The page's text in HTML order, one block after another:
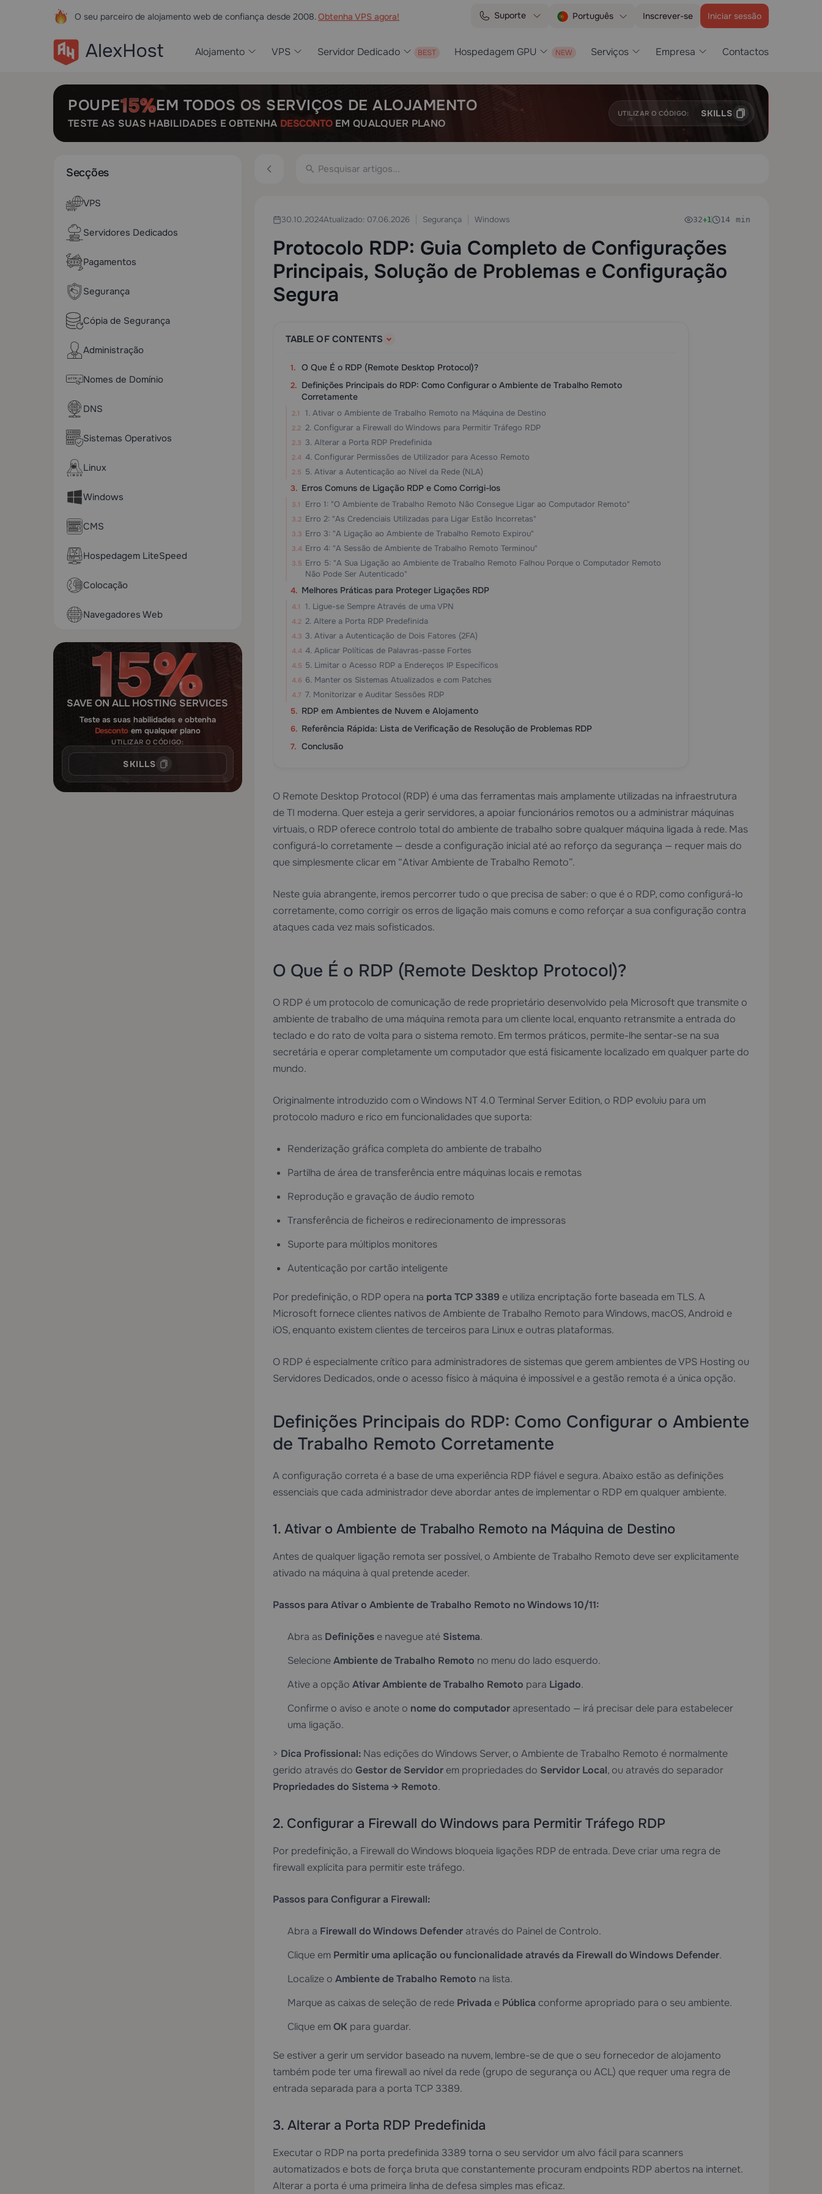
O seu parceiro de alojamento web de confiança desde 2008.Obtenha VPS agora! Suporte Português Inscrever-se Iniciar sessão
Alojamento VPS Servidor Dedicado Hospedagem GPU Serviços Empresa Contactos
POUPE EM TODOS OS SERVIÇOS DE ALOJAMENTO
TESTE AS SUAS HABILIDADES E OBTENHA DESCONTOEM QUALQUER PLANO
UTILIZAR O CÓDIGO: SKILLS
Secções
VPS
Servidores Dedicados
Pagamentos
Segurança
Cópia de Segurança
Administração
Nomes de Domínio
DNS
Sistemas Operativos
Linux
Windows
CMS
Hospedagem LiteSpeed
Colocação
Navegadores Web
SAVE ON ALL HOSTING SERVICES
Teste as suas habilidades e obtenha
Descontoem qualquer plano
UTILIZAR O CÓDIGO:
SKILLS
30.10.2024Atualizado: 07.06.2026 Segurança Windows 32+1 14 min
Protocolo RDP: Guia Completo de Configurações
Principais, Solução de Problemas e Configuração
Segura
TABLE OF CONTENTS
O Que É o RDP (Remote Desktop Protocol)?
Definições Principais do RDP: Como Configurar o Ambiente de Trabalho Remoto
Corretamente
1. Ativar o Ambiente de Trabalho Remoto na Máquina de Destino
2. Configurar a Firewall do Windows para Permitir Tráfego RDP
3. Alterar a Porta RDP Predefinida
4. Configurar Permissões de Utilizador para Acesso Remoto
5. Ativar a Autenticação ao Nível da Rede (NLA)
Erros Comuns de Ligação RDP e Como Corrigi-los
Erro 1: "O Ambiente de Trabalho Remoto Não Consegue Ligar ao Computador Remoto"
Erro 2: "As Credenciais Utilizadas para Ligar Estão Incorretas"
Erro 3: "A Ligação ao Ambiente de Trabalho Remoto Expirou"
Erro 4: "A Sessão de Ambiente de Trabalho Remoto Terminou"
Erro 5: "A Sua Ligação ao Ambiente de Trabalho Remoto Falhou Porque o Computador Remoto
Não Pode Ser Autenticado"
Melhores Práticas para Proteger Ligações RDP
1. Ligue-se Sempre Através de uma VPN
2. Altere a Porta RDP Predefinida
3. Ativar a Autenticação de Dois Fatores (2FA)
4. Aplicar Políticas de Palavras-passe Fortes
5. Limitar o Acesso RDP a Endereços IP Específicos
6. Manter os Sistemas Atualizados e com Patches
7. Monitorizar e Auditar Sessões RDP
RDP em Ambientes de Nuvem e Alojamento
Referência Rápida: Lista de Verificação de Resolução de Problemas RDP
Conclusão
O Remote Desktop Protocol (RDP) é uma das ferramentas mais amplamente utilizadas na infraestrutura
de TI moderna. Quer esteja a gerir servidores, a apoiar funcionários remotos ou a administrar máquinas
virtuais, o RDP oferece controlo total do ambiente de trabalho sobre qualquer máquina ligada à rede. Mas
configurá-lo corretamente — desde a configuração inicial até ao reforço da segurança — requer mais do
que simplesmente clicar em “Ativar Ambiente de Trabalho Remoto”.
Neste guia abrangente, iremos percorrer tudo o que precisa de saber: o que é o RDP, como configurá-lo
corretamente, como corrigir os erros de ligação mais comuns e como reforçar a sua configuração contra
ataques cada vez mais sofisticados.
O Que É o RDP (Remote Desktop Protocol)?
O RDP é um protocolo de comunicação de rede proprietário desenvolvido pela Microsoft que transmite o
ambiente de trabalho de uma máquina remota para um cliente local, enquanto retransmite a entrada do
teclado e do rato de volta para o sistema remoto. Em termos práticos, permite-lhe sentar-se na sua
secretária e operar completamente um computador que está fisicamente localizado em qualquer parte do
mundo.
Originalmente introduzido com o Windows NT 4.0 Terminal Server Edition, o RDP evoluiu para um
protocolo maduro e rico em funcionalidades que suporta:
Renderização gráfica completa do ambiente de trabalho
Partilha de área de transferência entre máquinas locais e remotas
Reprodução e gravação de áudio remoto
Transferência de ficheiros e redirecionamento de impressoras
Suporte para múltiplos monitores
Autenticação por cartão inteligente
Por predefinição, o RDP opera na porta TCP 3389 e utiliza encriptação forte baseada em TLS. A
Microsoft fornece clientes nativos de Ambiente de Trabalho Remoto para Windows, macOS, Android e
iOS, enquanto existem clientes de terceiros para Linux e outras plataformas.
O RDP é especialmente crítico para administradores de sistemas que gerem ambientes deVPS Hosting ou
Servidores Dedicados, onde o acesso físico à máquina é impossível e a gestão remota é a única opção.
Definições Principais do RDP: Como Configurar o Ambiente
de Trabalho Remoto Corretamente
A configuração correta é a base de uma experiência RDP fiável e segura. Abaixo estão as definições
essenciais que cada administrador deve abordar antes de implementar o RDP em qualquer ambiente.
1. Ativar o Ambiente de Trabalho Remoto na Máquina de Destino
Antes de qualquer ligação remota ser possível, o Ambiente de Trabalho Remoto deve ser explicitamente
ativado na máquina à qual pretende aceder.
Passos para Ativar o Ambiente de Trabalho Remoto no Windows 10/11:
Abra as Definiçõese navegue até Sistema.
SelecioneAmbiente de Trabalho Remoto no menu do lado esquerdo.
Ative a opção Ativar Ambiente de Trabalho Remoto para Ligado.
Confirme o aviso e anote o nome do computadorapresentado — irá precisar dele para estabelecer
uma ligação.
> Dica Profissional:Nas edições do Windows Server, o Ambiente de Trabalho Remoto é normalmente
gerido através do Gestor de Servidorem propriedades do Servidor Local, ou através do separador
Propriedades do Sistema → Remoto.
2. Configurar a Firewall do Windows para Permitir Tráfego RDP
Por predefinição, a Firewall do Windows bloqueia ligações RDP de entrada. Deve criar uma regra de
firewall explícita para permitir este tráfego.
Passos para Configurar a Firewall:
Abra a Firewall do Windows Defenderatravés do Painel de Controlo.
Clique em Permitir uma aplicação ou funcionalidade através da Firewall do Windows Defender.
Localize o Ambiente de Trabalho Remoto na lista.
Marque as caixas de seleção de rede Privada e Pública conforme apropriado para o seu ambiente.
Clique em OK para guardar.
Se estiver a gerir um servidor baseado na nuvem, lembre-se de que o seu fornecedor de alojamento
também pode ter uma firewall ao nível da rede (grupo de segurança ou ACL) que requer uma regra de
entrada separada para a porta TCP 3389.
3. Alterar a Porta RDP Predefinida
Executar o RDP na porta predefinida 3389 torna o seu servidor um alvo fácil para scanners
automatizados e bots de força bruta que constantemente procuram endpoints RDP abertos na internet.
Alterar a porta é uma primeira linha de defesa simples mas eficaz.